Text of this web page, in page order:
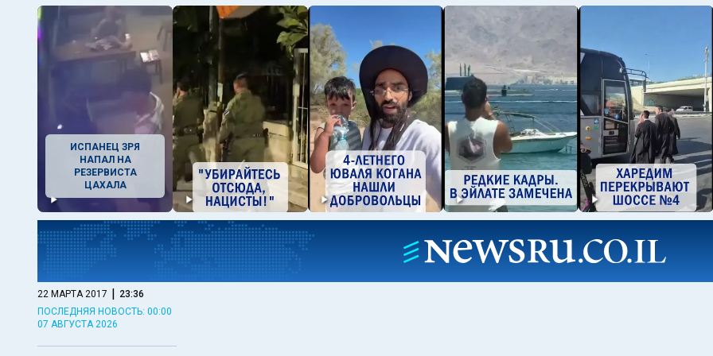
ИСПАНЕЦ ЗРЯ
НАПАЛ НА
РЕЗЕРВИСТА
ЦАХАЛА
22 МАРТА 2017 | 23:36
ПОСЛЕДНЯЯ НОВОСТЬ: 00:00
07 АВГУСТА 2026